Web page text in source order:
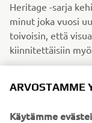
Heritage -sarja
minut joka vuosi
toivoisin, että
kiinnitettäisiin
TAHANSA
ARVOSTAMME
Käytämme